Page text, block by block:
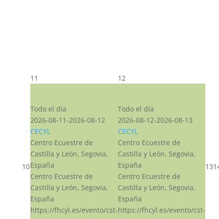
10
11
Todo el día
2026-08-11-2026-08-12
CECYL
Centro Ecuestre de
Castilla y León, Segovia,
España
Centro Ecuestre de
Castilla y León, Segovia,
España
https://fhcyl.es/evento/cst-
12
Todo el día
2026-08-12-2026-08-13
CECYL
Centro Ecuestre de
Castilla y León, Segovia,
España
Centro Ecuestre de
Castilla y León, Segovia,
España
https://fhcyl.es/evento/cst-
13